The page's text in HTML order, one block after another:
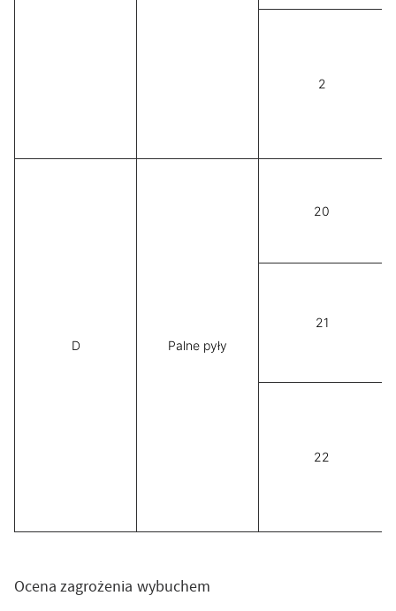
2
D Palne pyły
20
21
22
Ocena zagrożenia wybuchem